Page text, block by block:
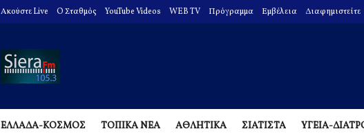
Ακούστε Live O Σταθμός YouTube Videos WEB TV Πρόγραμμα Εμβέλεια Διαφημιστείτε
ΕΛΛΑΔΑ-ΚΟΣΜΟΣ ΤΟΠΙΚΑ ΝΕΑ ΑΘΛΗΤΙΚΑ ΣΙΑΤΙΣΤΑ ΥΓΕΙΑ-